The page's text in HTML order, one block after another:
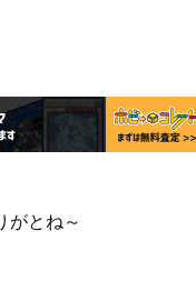
がとね～